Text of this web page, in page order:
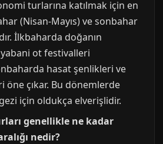
turlarına katılmak için en
(Nisan-Mayıs) ve sonbahar
İlkbaharda doğanın
yabani ot festivalleri
hasat şenlikleri ve
öne çıkar. Bu dönemlerde
için oldukça elverişlidir.
genellikle ne kadar
nedir?